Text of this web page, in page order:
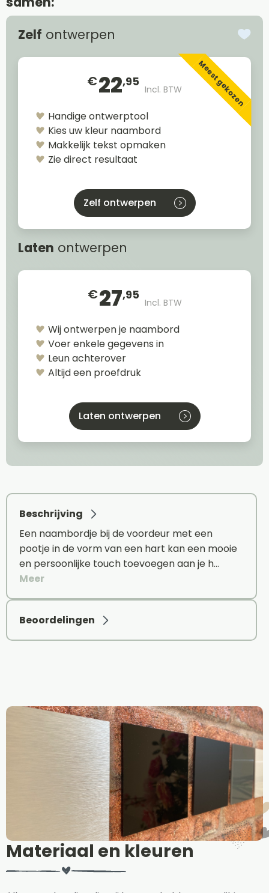
Zelf ontwerpen
€22,95
Incl. BTW Meest gekozen
Handige ontwerptool
Kies uw kleur naambord
Makkelijk tekst opmaken
Zie direct resultaat
Zelf ontwerpen
Laten ontwerpen
€27,95
Incl. BTW
Wij ontwerpen je naambord
Voer enkele gegevens in
Leun achterover
Altijd een proefdruk
Laten ontwerpen
Beschrijving
Een naambordje bij de voordeur met een
pootje in de vorm van een hart kan een mooie
en persoonlijke touch toevoegen aan je h…
Meer
Beoordelingen
Materiaal en kleuren